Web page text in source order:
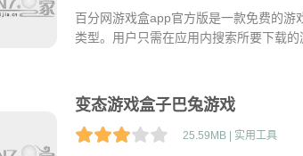
百分网游戏盒app官方版是一款免费的
类型。用户只需在应用内搜索所要下载
变态游戏盒子巴兔游戏
25.59MB | 实用工具